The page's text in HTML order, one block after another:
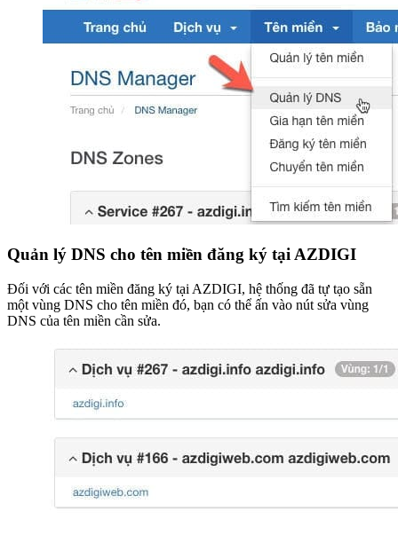
Quản lý DNS cho tên miền đăng ký tại AZDIGI
Đối với các tên miền đăng ký tại AZDIGI, hệ thống đã tự tạo sẵn
một vùng DNS cho tên miền đó, bạn có thể ấn vào nút sửa vùng
DNS của tên miền cần sửa.